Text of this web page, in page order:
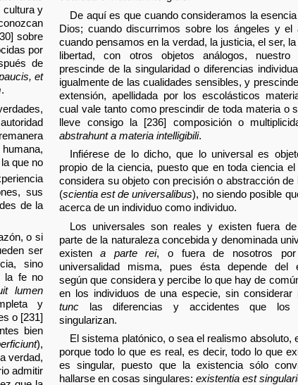
cultura y
sobre
por
de
et
.
que no
sus
de la
o si
ser
sino
la fe no
lumen
y
o [231]
bien
),
verdad,
admitir
De aquí es que cuando consideramos la
Dios; cuando discurrimos sobre los ángeles y el
cuando pensamos en la verdad, la justicia, el ser,
libertad, con otros objetos análogos, nuestro
prescinde de la singularidad o diferencias
igualmente de las cualidades sensibles, y
extensión, apellidada por los escolásticos
cual vale tanto como prescindir de toda materia o
lleve consigo la [236] composición o
abstrahunt a materia intelligibili.
Infiérese de lo dicho, que lo universal es
propio de la ciencia, puesto que en toda ciencia el
considera su objeto con precisión o abstracción de
(scientia est de universalibus), no siendo posible
acerca de un individuo como individuo.
Los universales son reales y existen fuera
parte de la naturaleza concebida y denominada
existena parte rei, o fuera de nosotros
universalidad misma, pues ésta depende del
según que considera y percibe lo que hay de
en los individuos de una especie, sin
tunc las diferencias y accidentes que los
singularizan.
El sistema platónico, o sea el realismo absoluto,
porque todo lo que es real, es decir, todo lo que
es singular, puesto que la existencia sólo
hallarse en cosas singulares:existentia est